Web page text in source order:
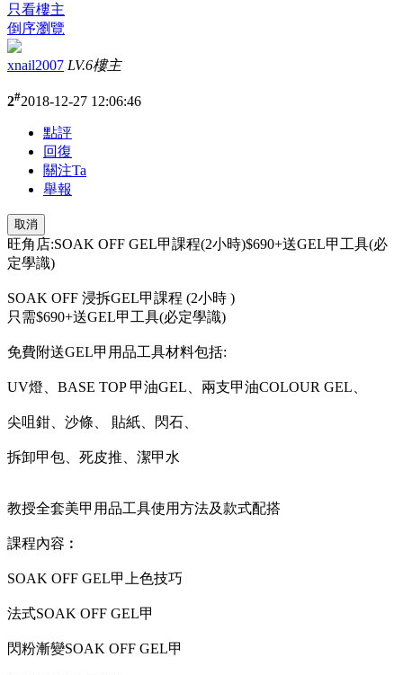
教授全套美甲用品工具使用方法及款式配
搭
課程內容︰
SOAK OFF GEL甲上色技巧
法式SOAK OFF GEL甲
閃粉漸變SOAK OFF GEL甲
打磨及修甲形技巧
藏花技巧
款式配搭
浸拆甲方法
本公司開業13年，由專業美甲師教授
絕對信心保證
只看樓主
倒序瀏覽
xnail2007 LV.6樓主
2#2018-12-27 12:06:46
點評
回復
關注Ta
舉報
取消
旺角店:SOAK OFF GEL甲課程(2小時)$690+送GEL甲工具(必
定學識)
SOAK OFF 浸拆GEL甲課程 (2小時 )
只需$690+送GEL甲工具(必定學識)
免費附送GEL甲用品工具材料包括:
UV燈、BASE TOP 甲油GEL、兩支甲油COLOUR GEL、
尖咀鉗、沙條、 貼紙、閃石、
拆卸甲包、死皮推、潔甲水
教授全套美甲用品工具使用方法及款式配搭
課程內容︰
SOAK OFF GEL甲上色技巧
法式SOAK OFF GEL甲
閃粉漸變SOAK OFF GEL甲